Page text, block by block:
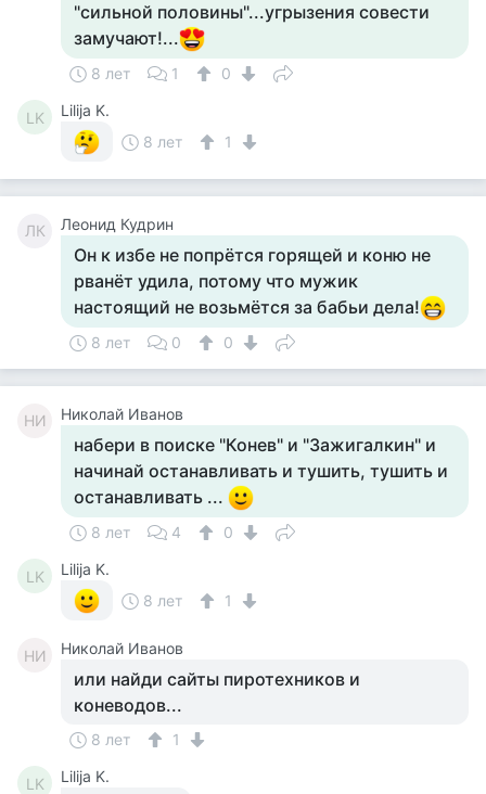
"сильной половины"...угрызения совести
замучают!...
8 лет 1 0
LK
Lilija K.
8 лет
1
ЛК Леонид Кудрин
Он к избе не попрётся горящей и коню не
рванёт удила, потому что мужик
настоящий не возьмётся за бабьи дела!
8 лет 0 0
НИ Николай Иванов
набери в поиске "Конев" и "Зажигалкин" и
начинай останавливать и тушить, тушить и
останавливать ...
8 лет 4 0
LK
Lilija K.
8 лет
1
НИ Николай Иванов
или найди сайты пиротехников и
коневодов...
8 лет 1
LK Lilija K.